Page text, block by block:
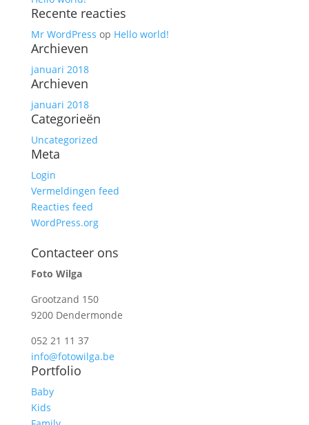
Recente reacties
Mr WordPress op Hello world!
Archieven
januari 2018
Archieven
januari 2018
Categorieën
Uncategorized
Meta
Login
Vermeldingen feed
Reacties feed
WordPress.org
Contacteer ons
Foto Wilga
Grootzand 150
9200 Dendermonde
052 21 11 37
info@fotowilga.be
Portfolio
Baby
Kids